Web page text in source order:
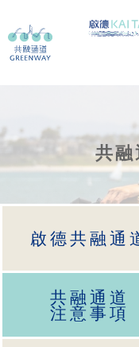
共
啟德共融通
共融通道
注意事項